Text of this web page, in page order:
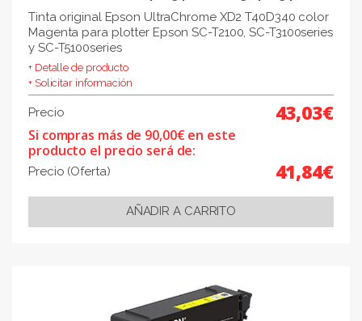
Tinta original Epson UltraChrome XD2 T40D340 color
Magenta para plotter Epson SC-T2100, SC-T3100series
y SC-T5100series
+ Detalle de producto
+ Solicitar información
Precio 43,03€
Si compras más de 90,00€ en este
producto el precio será de:
Precio (Oferta) 41,84€